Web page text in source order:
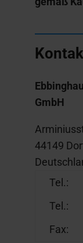
GmbH
44149
Tel.:
Tel.:
Fax: